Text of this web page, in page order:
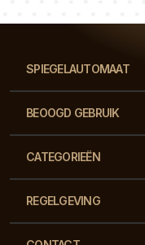
SPIEGELAUTOMAAT
BEOOGD GEBRUIK
CATEGORIEËN
REGELGEVING